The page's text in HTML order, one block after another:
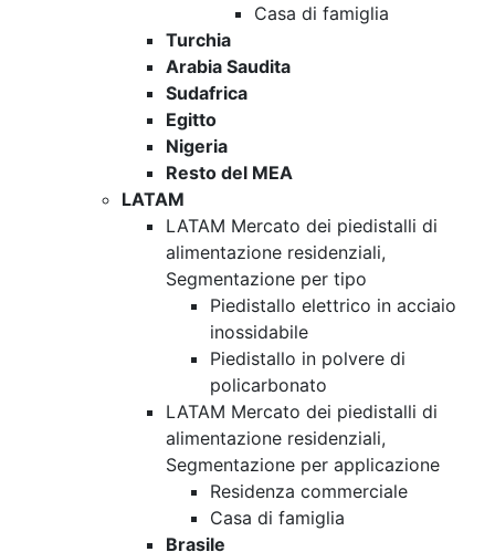
Casa di famiglia
Turchia
Arabia Saudita
Sudafrica
Egitto
Nigeria
Resto del MEA
LATAM
LATAM Mercato dei piedistalli di
alimentazione residenziali,
Segmentazione per tipo
Piedistallo elettrico in acciaio
inossidabile
Piedistallo in polvere di
policarbonato
LATAM Mercato dei piedistalli di
alimentazione residenziali,
Segmentazione per applicazione
Residenza commerciale
Casa di famiglia
Brasile